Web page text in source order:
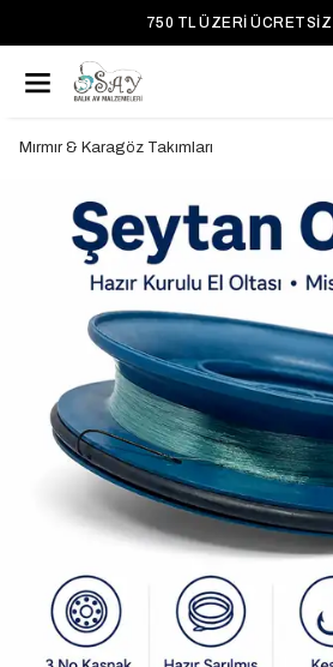
750 TL ÜZERI ÜCRETSIZ
Mırmır & Karagöz Takımları